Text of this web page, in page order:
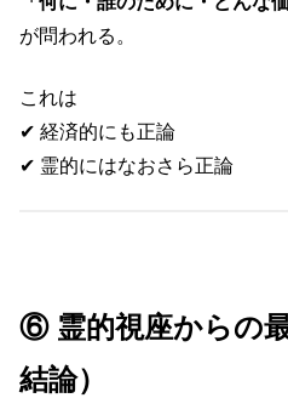
が問われる。
これは
✔ 経済的にも正論
✔ 霊的にはなおさら正論
⑥ 霊的視座からの
結論）